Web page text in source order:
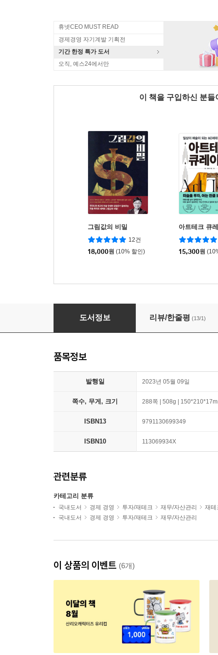
휴넷CEO MUST READ
경제경영 자기계발 기획전
기간 한정 특가 도서
오직, 예스24에서만
이 책을 구입하신 분
그림값의 비밀
12건
18,000원 (10% 할인)
아트테크 큐
15,300원
아트테크 바이블
도서정보 리뷰/한줄평 (13/1)
품목정보
발행일 2023년 05월 09일
쪽수, 무게, 크기 288쪽 | 508g |
ISBN13 9791130699349
ISBN10 113069934X
관련분류
카테고리 분류
국내도서 경제 경영 투자/재테크 재무/자산관리
재테
국내도서
경제 경영 투자/재테크 재무/자산관리
이 상품의 이벤트 (6개)